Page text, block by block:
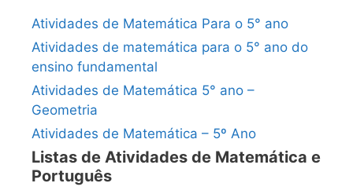
Atividades de Matemática Para o 5° ano
Atividades de matemática para o 5° ano do
ensino fundamental
Atividades de Matemática 5° ano –
Geometria
Atividades de Matemática – 5º Ano
Listas de Atividades de Matemática e
Português